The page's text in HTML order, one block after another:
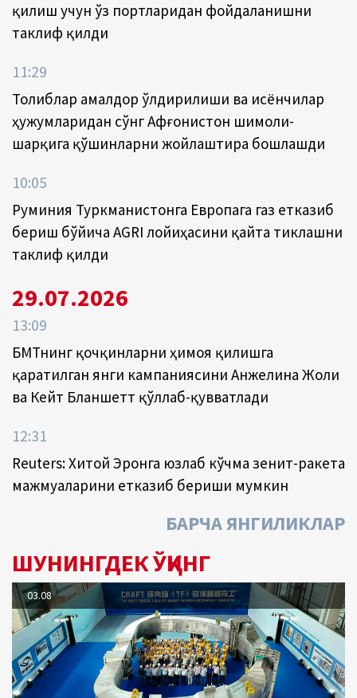
қилиш учун ўз портларидан фойдаланишни
таклиф қилди
11:29
Толиблар амалдор ўлдирилиши ва исёнчилар
ҳужумларидан сўнг Афғонистон шимоли-
шарқига қўшинларни жойлаштира бошлашди
10:05
Руминия Туркманистонга Европага газ етказиб
бериш бўйича AGRI лойиҳасини қайта тиклашни
таклиф қилди
29.07.2026
13:09
БМТнинг қочқинларни ҳимоя қилишга
қаратилган янги кампаниясини Анжелина Жоли
ва Кейт Бланшетт қўллаб-қувватлади
12:31
Reuters: Хитой Эронга юзлаб кўчма зенит-ракета
мажмуаларини етказиб бериши мумкин
БАРЧА ЯНГИЛИКЛАР
ШУНИНГДЕК ЎҚИНГ
03.08